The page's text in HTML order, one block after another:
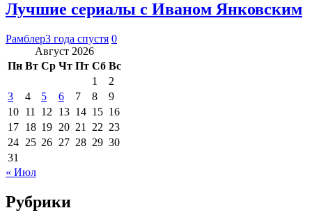
Лучшие сериалы с Иваном Янковским
Рамблер3 года спустя 0
Август 2026
Пн Вт Ср Чт Пт Сб Вс
1
2
3
4 5 6 7 8
9
10 11 12 13 14 15 16
17 18 19 20 21 22 23
24 25 26 27 28 29 30
31
« Июл
Рубрики